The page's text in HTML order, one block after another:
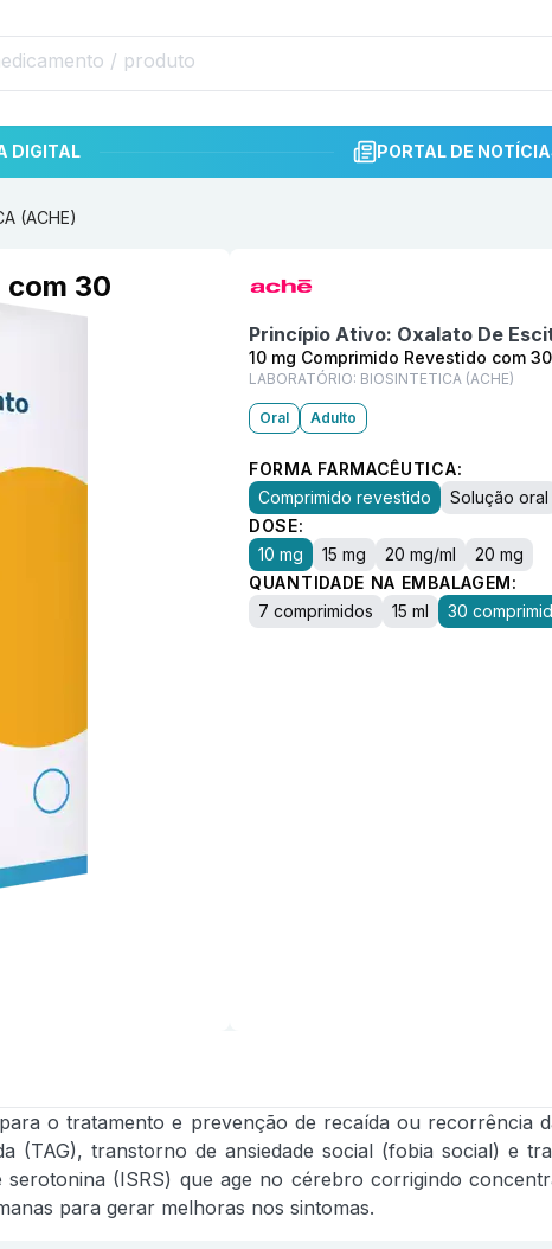
DIGITAL PORTAL DE
(ACHE)
com 30
Princípio Ativo: Oxalato De
10 mg Comprimido Revestido com 30
LABORATÓRIO: BIOSINTETICA (ACHE)
Oral Adulto
FORMA FARMACÊUTICA:
Comprimido revestido
Solução oral
DOSE:
10 mg
15 mg 20 mg/ml
20 mg
QUANTIDADE NA EMBALAGEM:
7 comprimidos
15 ml 30
o tratamento e prevenção de recaída ou recorrência
(TAG), transtorno de ansiedade social (fobia social) e
(ISRS) que age no cérebro corrigindo
para gerar melhoras nos sintomas.